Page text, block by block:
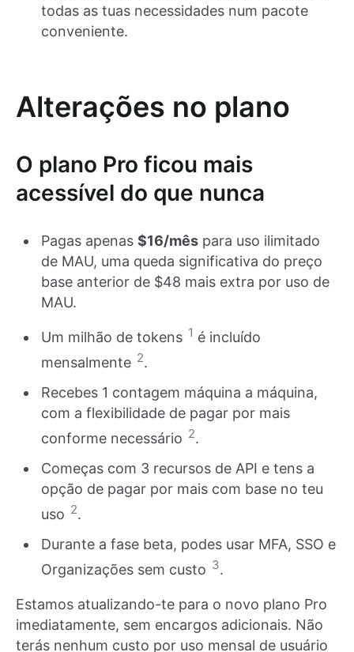
todas as tuas necessidades num pacote
conveniente.
Alterações no plano
O plano Pro ficou mais
acessível do que nunca
Pagas apenas $16/mês para uso ilimitado
de MAU, uma queda significativa do preço
base anterior de $48 mais extra por uso de
MAU.
Um milhão de tokens 1 é incluído
mensalmente 2.
Recebes 1 contagem máquina a máquina,
com a flexibilidade de pagar por mais
conforme necessário 2.
Começas com 3 recursos de API e tens a
opção de pagar por mais com base no teu
uso 2.
Durante a fase beta, podes usar MFA, SSO e
Organizações sem custo 3.
Estamos atualizando-te para o novo plano Pro
imediatamente, sem encargos adicionais. Não
terás nenhum custo por uso mensal de usuário